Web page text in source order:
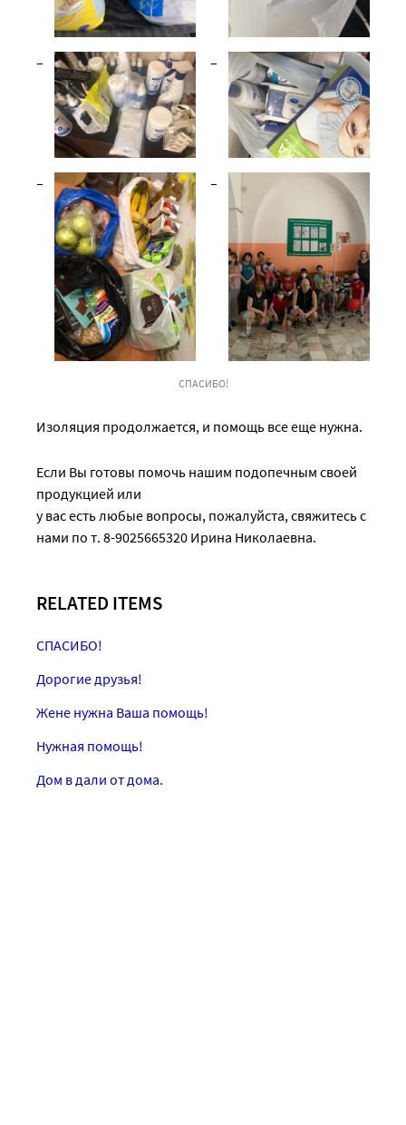
СПАСИБО!
Изоляция продолжается, и помощь все еще нужна.
Если Вы готовы помочь нашим подопечным своей
продукцией или
у вас есть любые вопросы, пожалуйста, свяжитесь с
нами по т. 8-9025665320 Ирина Николаевна.
RELATED ITEMS
СПАСИБО!
Дорогие друзья!
Жене нужна Ваша помощь!
Нужная помощь!
Дом в дали от дома.